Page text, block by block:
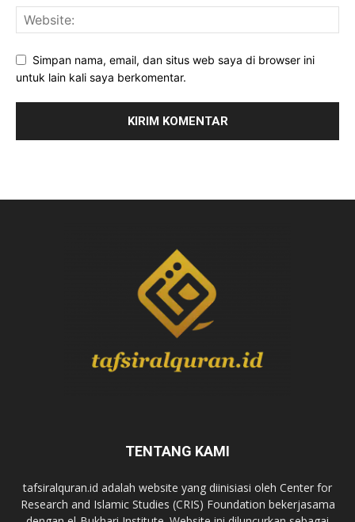
Simpan nama, email, dan situs web saya di browser ini
untuk lain kali saya berkomentar.
TENTANG KAMI
tafsiralquran.id adalah website yang diinisiasi oleh Center for
Research and Islamic Studies (CRIS) Foundation bekerjasama